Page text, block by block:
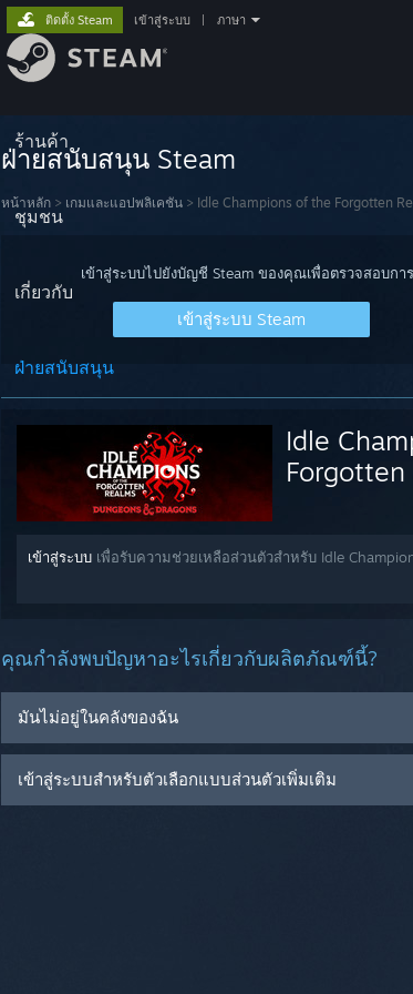
ร้านค้า
ชุมชน
เกี่ยวกับ
ฝ่ายสนับสนุน
ติดตั้ง Steam เข้าสู่ระบบ ภาษา
ฝ่ายสนับสนุน Steam
หน้าหลัก > เกมและแอปพลิเคชัน > Idle Champions of the Forgotten
เข้าสู่ระบบไปยังบัญชี Steam ของคุณเพื่อตรวจสอบก
เข้าสู่ระบบ Steam
Idle
Forgotten
เข้าสู่ระบบ เพื่อรับความช่วยเหลือส่วนตัวสำหรับ Idle
คุณกำลังพบปัญหาอะไรเกี่ยวกับผลิตภัณฑ์นี้?
มันไม่อยู่ในคลังของฉัน
เข้าสู่ระบบสำหรับตัวเลือกแบบส่วนตัวเพิ่มเติม